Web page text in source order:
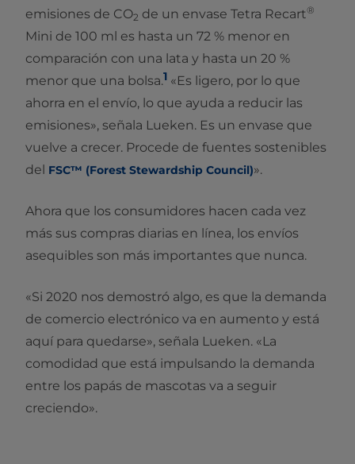
emisiones de CO2 de un envase Tetra Recart®
Mini de 100 ml es hasta un 72 % menor en
comparación con una lata y hasta un 20 %
menor que una bolsa.1 «Es ligero, por lo que
ahorra en el envío, lo que ayuda a reducir las
emisiones», señala Lueken. Es un envase que
vuelve a crecer. Procede de fuentes sostenibles
del FSC™ (Forest Stewardship Council)».
Ahora que los consumidores hacen cada vez
más sus compras diarias en línea, los envíos
asequibles son más importantes que nunca.
«Si 2020 nos demostró algo, es que la demanda
de comercio electrónico va en aumento y está
aquí para quedarse», señala Lueken. «La
comodidad que está impulsando la demanda
entre los papás de mascotas va a seguir
creciendo».